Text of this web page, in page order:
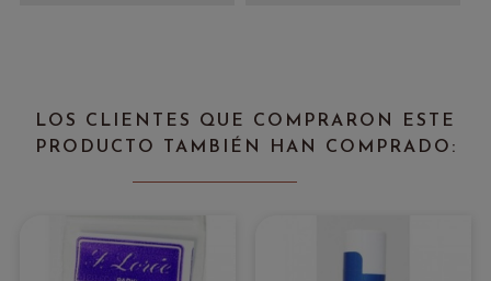
LOS CLIENTES QUE COMPRARON ESTE
PRODUCTO TAMBIÉN HAN COMPRADO: